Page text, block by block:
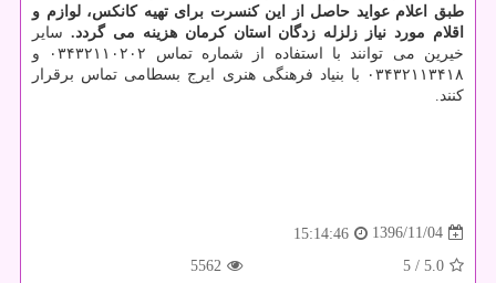
طبق اعلام عواید حاصل از این كنسرت برای تهیه كانكس، لوازم و
اقلام مورد نیاز زلزله زدگان استان كرمان هزینه می گردد. سایر
خیرین می توانند با استفاده از شماره تماس ۰۳۴۳۲۱۱۰۲۰۲ و
۰۳۴۳۲۱۱۳۴۱۸ با بنیاد فرهنگی هنری ایرج بسطامی تماس برقرار
كنند.
1396/11/04
15:14:46
5.0
/ 5
5562